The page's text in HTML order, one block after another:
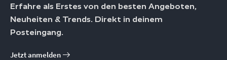
Erfahre als Erstes von den besten Angeboten,
Neuheiten & Trends. Direkt in deinem
Posteingang.
Jetzt anmelden